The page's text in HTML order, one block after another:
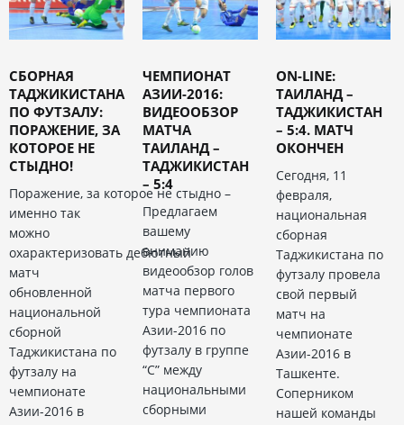
СБОРНАЯ
ТАДЖИКИСТАНА
ПО ФУТЗАЛУ:
ПОРАЖЕНИЕ, ЗА
КОТОРОЕ НЕ
СТЫДНО!
Поражение, за которое не стыдно –
именно так
можно
охарактеризовать дебютный
матч
обновленной
национальной
сборной
Таджикистана по
футзалу на
чемпионате
Азии-2016 в
ЧЕМПИОНАТ
АЗИИ-2016:
ВИДЕООБЗОР
МАТЧА
ТАИЛАНД –
ТАДЖИКИСТАН
– 5:4
Предлагаем
вашему
вниманию
видеообзор голов
матча первого
тура чемпионата
Азии-2016 по
футзалу в группе
“С” между
национальными
сборными
ON-LINE:
ТАИЛАНД –
ТАДЖИКИСТАН
– 5:4. МАТЧ
ОКОНЧЕН
Сегодня, 11
февраля,
национальная
сборная
Таджикистана по
футзалу провела
свой первый
матч на
чемпионате
Азии-2016 в
Ташкенте.
Соперником
нашей команды